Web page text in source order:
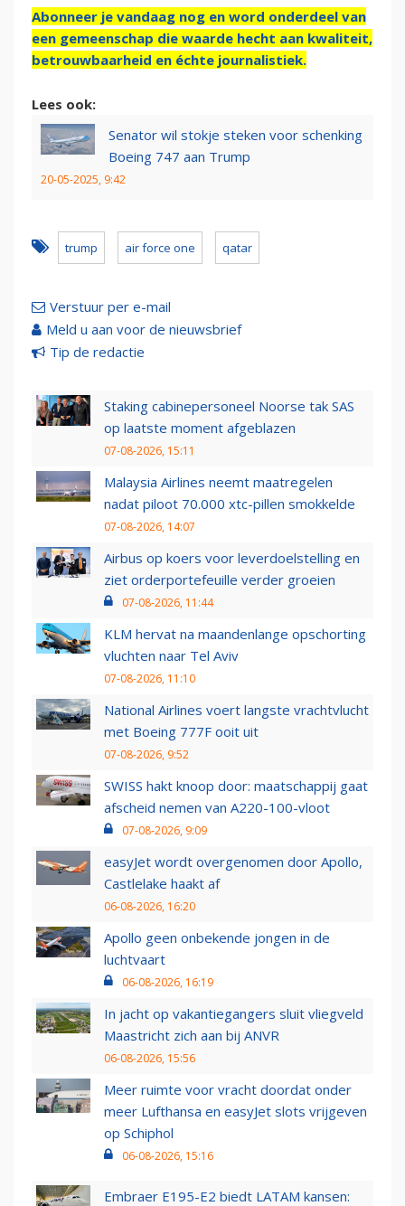
Abonneer je vandaag nog en word onderdeel van
een gemeenschap die waarde hecht aan kwaliteit,
betrouwbaarheid en échte journalistiek.
Lees ook:
Senator wil stokje steken voor schenking
Boeing 747 aan Trump
20-05-2025, 9:42
trump air force one qatar
Verstuur per e-mail
Meld u aan voor de nieuwsbrief
Tip de redactie
Staking cabinepersoneel Noorse tak SAS
op laatste moment afgeblazen
07-08-2026, 15:11
Malaysia Airlines neemt maatregelen
nadat piloot 70.000 xtc-pillen smokkelde
07-08-2026, 14:07
Airbus op koers voor leverdoelstelling en
ziet orderportefeuille verder groeien
07-08-2026, 11:44
KLM hervat na maandenlange opschorting
vluchten naar Tel Aviv
07-08-2026, 11:10
National Airlines voert langste vrachtvlucht
met Boeing 777F ooit uit
07-08-2026, 9:52
SWISS hakt knoop door: maatschappij gaat
afscheid nemen van A220-100-vloot
07-08-2026, 9:09
easyJet wordt overgenomen door Apollo,
Castlelake haakt af
06-08-2026, 16:20
Apollo geen onbekende jongen in de
luchtvaart
06-08-2026, 16:19
In jacht op vakantiegangers sluit vliegveld
Maastricht zich aan bij ANVR
06-08-2026, 15:56
Meer ruimte voor vracht doordat onder
meer Lufthansa en easyJet slots vrijgeven
op Schiphol
06-08-2026, 15:16
Embraer E195-E2 biedt LATAM kansen: